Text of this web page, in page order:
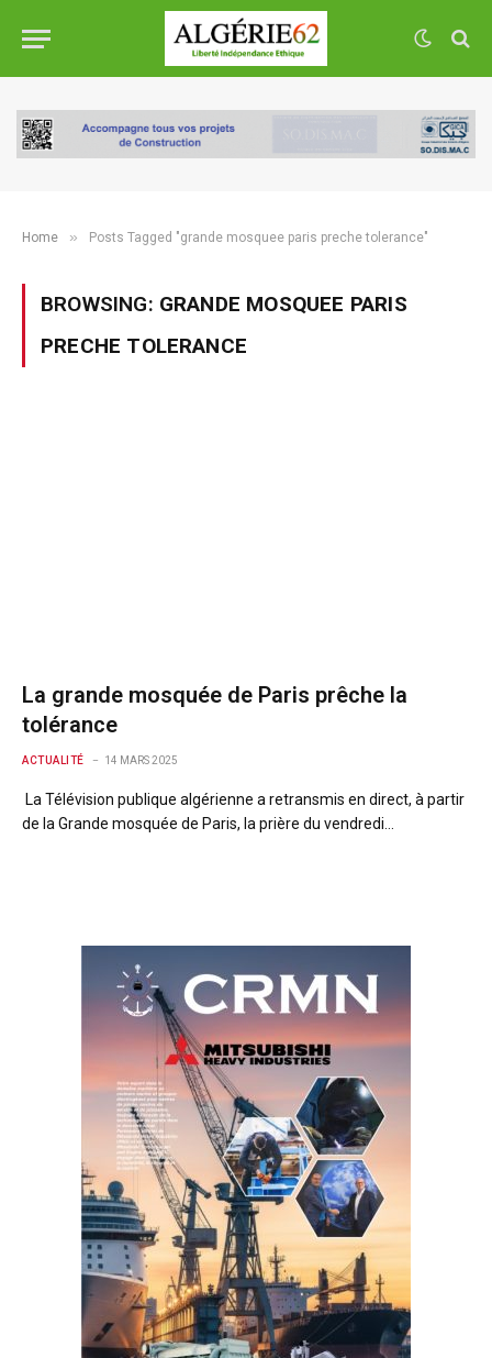
Home » Posts Tagged "grande mosquee paris preche tolerance"
BROWSING: GRANDE MOSQUEE PARIS
PRECHE TOLERANCE
La grande mosquée de Paris prêche la
tolérance
ACTUALITÉ 14 MARS 2025
La Télévision publique algérienne a retransmis en direct, à partir
de la Grande mosquée de Paris, la prière du vendredi…